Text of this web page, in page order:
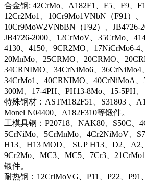
合金钢: 42CrMo、A182F1、F5、F9、
12Cr2Mo1、10Cr9Mo1VNbN（F91）、
10Cr9MoW2VNbBN（F92）、JB4726-
JB4726-2000、12CrMoV、35CrMo、
4130、4150、9CR2MO、17NiCrMo6-4
20MnMo、25CRMO、20CRMO、
34CRNIMO、34CrNiMo6、36CrNiMo4
34CrMo1、40CRNIMO、40CrNiMoA、
300M、17-4PH、PH13-8Mo、15-5PH、
特殊钢材：ASTM182F51、S31803 、
Monel N04400、A182F310等锻件。
工模具钢：P20718、NAK80、S50C、
5CrNiMo、5CrMnMo、4Cr2NiMoV、
H13、H13 MOD、 SUP H13、D2、A2
9Cr2Mo、MC3、MC5、7Cr3、
锻件。
耐热钢：12CrlMoVG、P11、P22、P91